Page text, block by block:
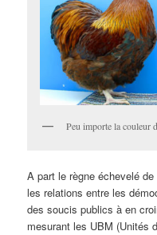
Peu importe la couleur
A part le règne échevelé
les relations entre les
des soucis publics à en
mesurant les UBM (Unités